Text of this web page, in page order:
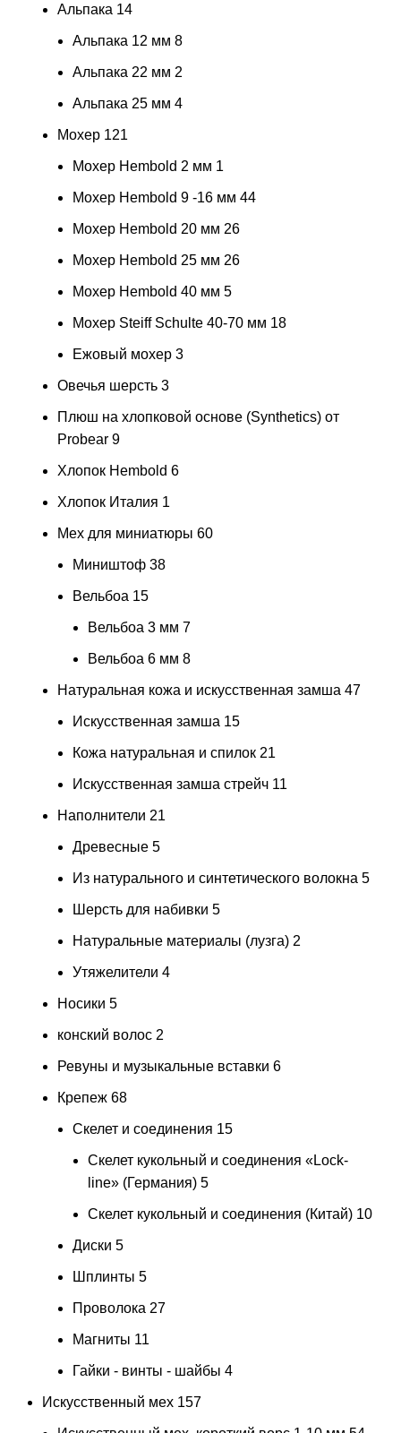
Альпака 14
Альпака 12 мм 8
Альпака 22 мм 2
Альпака 25 мм 4
Мохер 121
Мохер Hembold 2 мм 1
Мохер Hembold 9 -16 мм 44
Мохер Hembold 20 мм 26
Мохер Hembold 25 мм 26
Мохер Hembold 40 мм 5
Мохер Steiff Schulte 40-70 мм 18
Ежовый мохер 3
Овечья шерсть 3
Плюш на хлопковой основе (Synthetics) от
Probear 9
Хлопок Hembold 6
Хлопок Италия 1
Мех для миниатюры 60
Миништоф 38
Вельбоа 15
Вельбоа 3 мм 7
Вельбоа 6 мм 8
Натуральная кожа и искусственная замша 47
Искусственная замша 15
Кожа натуральная и спилок 21
Искусственная замша стрейч 11
Наполнители 21
Древесные 5
Из натурального и синтетического волокна 5
Шерсть для набивки 5
Натуральные материалы (лузга) 2
Утяжелители 4
Носики 5
конский волос 2
Ревуны и музыкальные вставки 6
Крепеж 68
Скелет и соединения 15
Скелет кукольный и соединения «Lock-
line» (Германия) 5
Скелет кукольный и соединения (Китай) 10
Диски 5
Шплинты 5
Проволока 27
Магниты 11
Гайки - винты - шайбы 4
Искусственный мех 157